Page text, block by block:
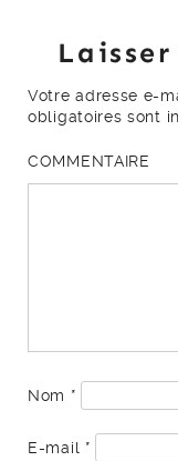
Votre adresse e-
obligatoires sont
COMMENTAIRE
Nom *
E-mail *